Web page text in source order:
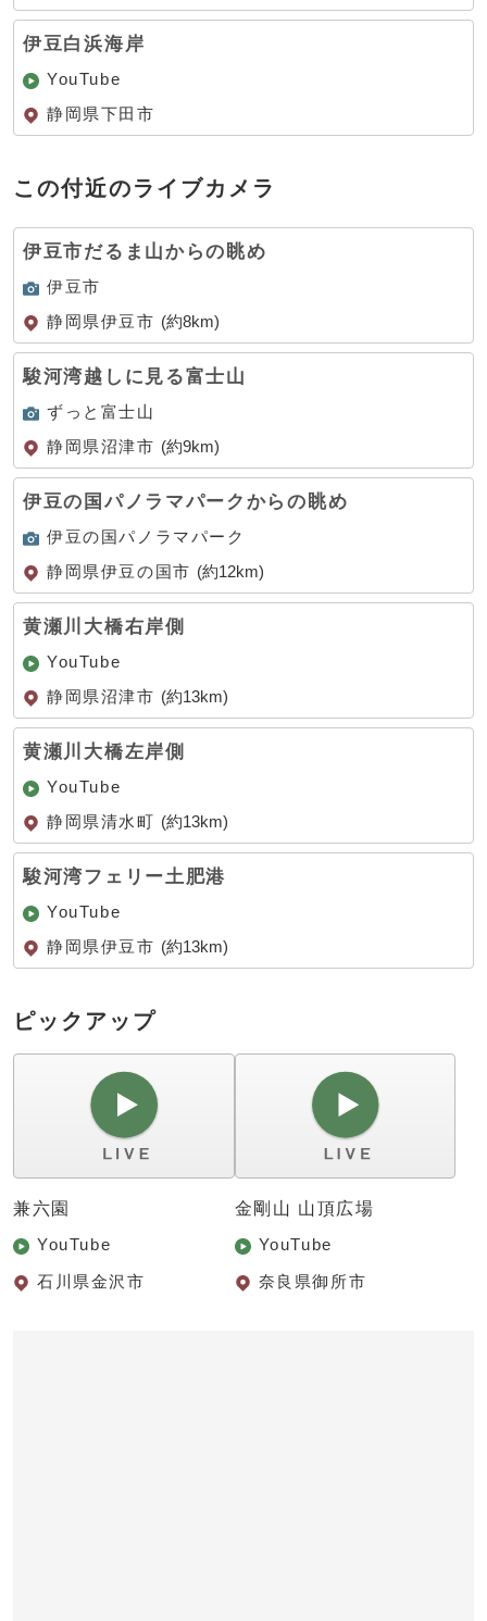
伊豆白浜海岸
YouTube
静岡県下田市
この付近のライブカメラ
伊豆市だるま山からの眺め
伊豆市
静岡県伊豆市 (約8km)
駿河湾越しに見る富士山
ずっと富士山
静岡県沼津市 (約9km)
伊豆の国パノラマパークからの眺め
伊豆の国パノラマパーク
静岡県伊豆の国市 (約12km)
黄瀬川大橋右岸側
YouTube
静岡県沼津市 (約13km)
黄瀬川大橋左岸側
YouTube
静岡県清水町 (約13km)
駿河湾フェリー土肥港
YouTube
静岡県伊豆市 (約13km)
ピックアップ
兼六園
YouTube
石川県金沢市
金剛山 山頂広場
YouTube
奈良県御所市